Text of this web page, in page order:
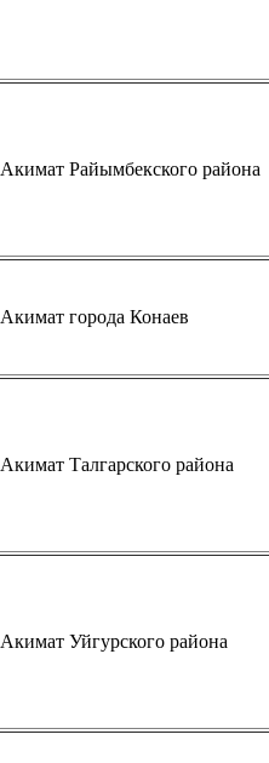
Акимат Райымбекского района
Акимат города Конаев
Акимат Талгарского района
Акимат Уйгурского района